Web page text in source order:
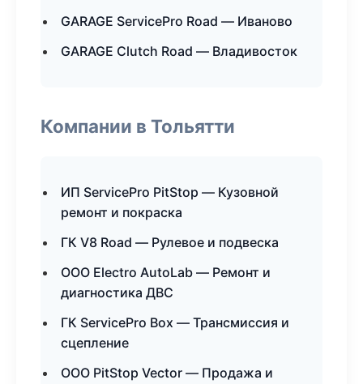
GARAGE ServicePro Road — Иваново
GARAGE Clutch Road — Владивосток
Компании в Тольятти
ИП ServicePro PitStop — Кузовной
ремонт и покраска
ГК V8 Road — Рулевое и подвеска
ООО Electro AutoLab — Ремонт и
диагностика ДВС
ГК ServicePro Box — Трансмиссия и
сцепление
ООО PitStop Vector — Продажа и